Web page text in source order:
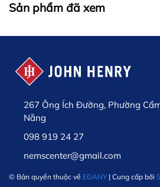
Sản phẩm đã xem
267 Ông Ích Đường, Phường
Nẵng
098 919 24 27
nemscenter@gmail.com
© Bản quyền thuộc về EGANY | Cung cấp bởi